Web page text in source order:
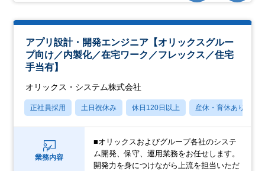
アプリ設計・開発エンジニア【オリックスグルー
プ向け／内製化／在宅ワーク／フレックス／住宅
手当有】
オリックス・システム株式会社
正社員採用 土日祝休み 休日120日以上 産休・育休あり
業務内容
■オリックスおよびグループ各社のシステ
ム開発、保守、運用業務をお任せします。
開発力を身につけながら上流を担当いただ